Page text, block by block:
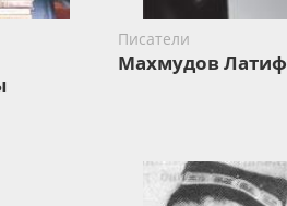
Писатели
Махмудов Латиф